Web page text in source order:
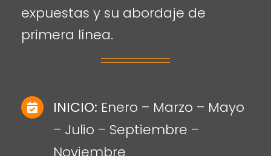
expuestas y su abordaje de
primera línea.
INICIO: Enero – Marzo – Mayo
– Julio – Septiembre –
Noviembre